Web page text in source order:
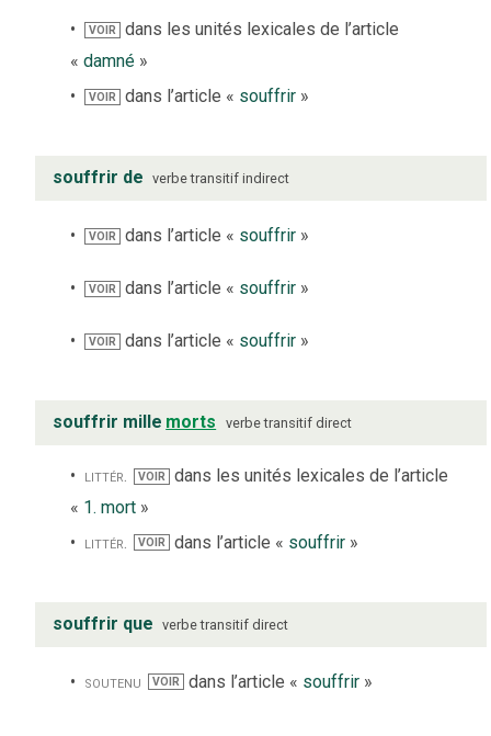
VOIR
dans les unités lexicales de l’article
« damné »
VOIR dans l’article « souffrir »
souffrir de verbe transitif indirect
VOIR dans l’article « souffrir »
VOIR dans l’article « souffrir »
VOIR dans l’article « souffrir »
souffrir mille morts verbe transitif direct
littér. VOIR dans les unités lexicales de l’article
« 1. mort »
littér.
VOIR dans l’article « souffrir»
souffrir que verbe transitif direct
soutenu VOIR dans l’article « souffrir»